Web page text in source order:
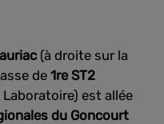
(à droite sur la
de 1re ST2
est allée
du Goncourt